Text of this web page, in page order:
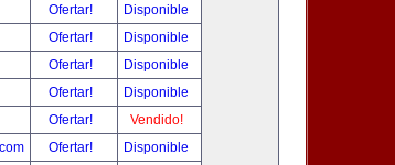
Ofertar!
Disponible
Ofertar!
Disponible
Ofertar!
Disponible
Ofertar!
Disponible
Ofertar!
Vendido!
Ofertar!
Disponible